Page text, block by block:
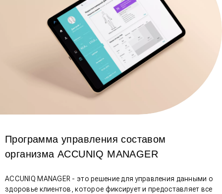
Программа управления составом
организма ACCUNIQ MANAGER
ACCUNIQ MANAGER - это решение для управления данными о
здоровье клиентов, которое фиксирует и предоставляет все